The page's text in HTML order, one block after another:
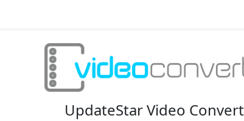
UpdateStar Video